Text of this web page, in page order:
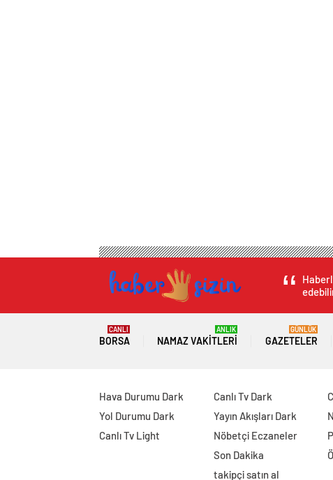
BORSA
CANLI
NAMAZ VAKITLERI
ANLIK
GAZETELER
GÜNLÜK
Hava Durumu Dark
Yol Durumu Dark
Canlı Tv Light
Canlı Tv Dark
Yayın Akışları Dark
Nöbetçi Eczaneler
Son Dakika
takipçi satın al